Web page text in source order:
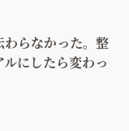
らなかった。整
にしたら変わっ